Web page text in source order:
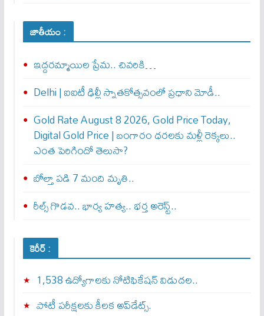
జాతీయం :
ఇద్దరమ్మాయిల ప్రేమ.. చివరికి…
Delhi | ఐఐటీ ఢిల్లీ స్నాతకోత్సవంలో ప్రధాని మోడీ..
Gold Rate August 8 2026, Gold Price Today,
Digital Gold Price | బంగారం ధరలకు మళ్లీ రెక్కలు..
ఎంత పెరిగిందో తెలుసా?
బోల్తా పడి 7 మంది మృతి..
రీల్స్ గొడవ.. భార్య హత్య.. భర్త అరెస్ట్..
కెరీర్ :
1,538 ఉద్యోగాలకు నోటిఫికేషన్ విడుదల..
పోటీ పరీక్షలకు కీలక అప్‌డేట్స్.